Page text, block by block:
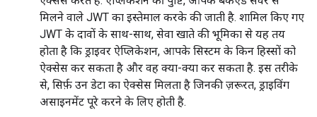
मिलने वाले JWT का इस्तेमाल करके की जाती है. शामिल किए गए
JWT के दावों के साथ-साथ, सेवा खाते की भूमिका से यह तय
होता है कि ड्राइवर ऐप्लिकेशन, आपके सिस्टम के किन हिस्सों को
ऐक्सेस कर सकता है और वह क्या-क्या कर सकता है. इस तरीके
से, सिर्फ़ उन डेटा का ऐक्सेस मिलता है जिनकी ज़रूरत, ड्राइविंग
असाइनमेंट पूरे करने के लिए होती है.